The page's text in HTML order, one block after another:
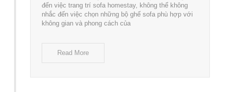
đến việc trang trí sofa homestay, không thể không
nhắc đến việc chọn những bộ ghế sofa phù hợp với
không gian và phong cách của
Read More